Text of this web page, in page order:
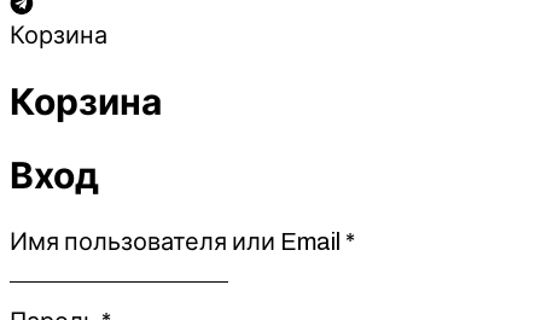
Корзина
Корзина
Вход
Имя пользователя или Email *Обязательно